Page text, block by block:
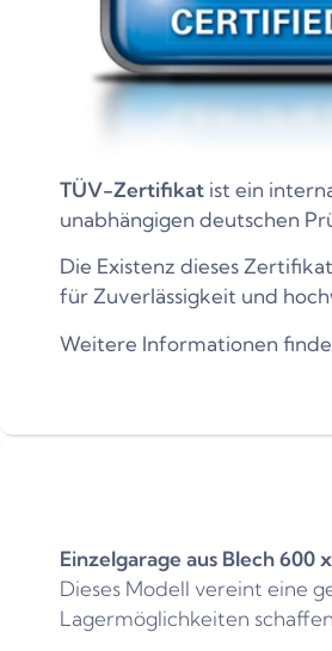
TÜV-Zertifikat ist ein
unabhängigen deutschen
Die Existenz dieses
für Zuverlässigkeit und
Weitere Informationen
Einzelgarage aus Blech
Dieses Modell vereint eine
Lagermöglichkeiten